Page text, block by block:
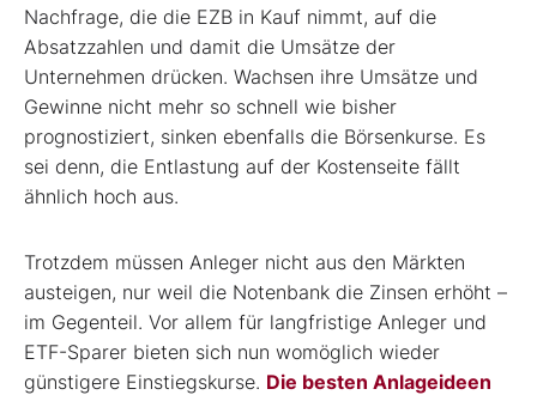
Nachfrage, die die EZB in Kauf nimmt, auf die
Absatzzahlen und damit die Umsätze der
Unternehmen drücken. Wachsen ihre Umsätze und
Gewinne nicht mehr so schnell wie bisher
prognostiziert, sinken ebenfalls die Börsenkurse. Es
sei denn, die Entlastung auf der Kostenseite fällt
ähnlich hoch aus.
Trotzdem müssen Anleger nicht aus den Märkten
austeigen, nur weil die Notenbank die Zinsen erhöht –
im Gegenteil. Vor allem für langfristige Anleger und
ETF-Sparer bieten sich nun womöglich wieder
günstigere Einstiegskurse. Die besten Anlageideen